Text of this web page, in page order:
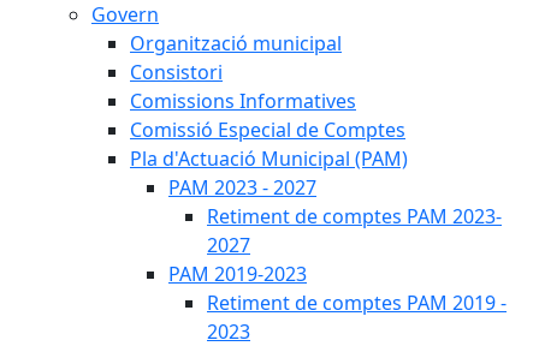
Govern
Organització municipal
Consistori
Comissions Informatives
Comissió Especial de Comptes
Pla d'Actuació Municipal (PAM)
PAM 2023 - 2027
Retiment de comptes PAM 2023-
2027
PAM 2019-2023
Retiment de comptes PAM 2019 -
2023